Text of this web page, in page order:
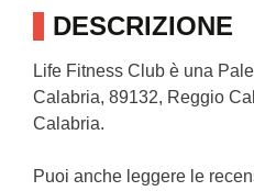
DESCRIZIONE
Life Fitness Club è una
Calabria, 89132, Reggio
Calabria.
Puoi anche leggere le